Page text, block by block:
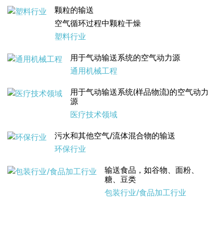
颗粒的输送
空气循环过程中颗粒干燥
塑料行业
用于气动输送系统的空气动力源
通用机械工程
用于气动输送系统(样品物流)的空气动力
源
医疗技术领域
污水和其他空气/流体混合物的输送
环保行业
输送食品，如谷物、面粉、
糖、豆类
包装行业/食品加工行业